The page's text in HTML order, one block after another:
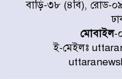
বাড়ি-৩৮ (৪বি), রোড-
মোবাইল-
ই-মেইলঃ